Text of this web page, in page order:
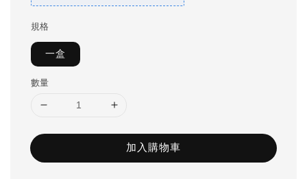
規格
一盒
數量
加入購物車